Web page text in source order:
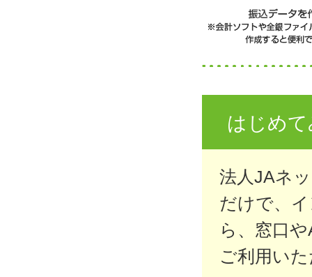
はじめ
法人JAネ
だけで、
ら、窓口
ご利用い